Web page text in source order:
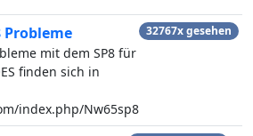
Probleme
mit dem SP8 für
finden sich in
index.php/Nw65sp8
32767x gesehen